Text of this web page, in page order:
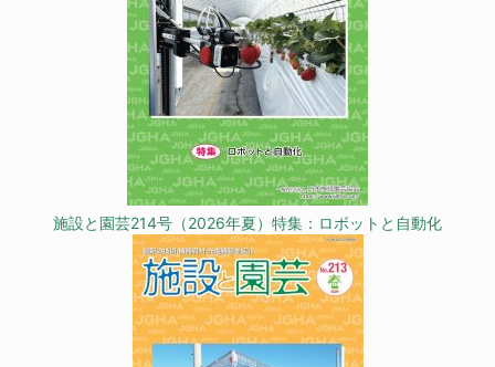
施設と園芸214号（2026年夏）特集：ロボットと自動化